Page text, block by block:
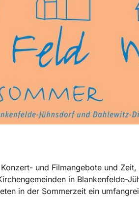
und Filmangebote und Zeit,
in Blankenfelde-
in der Sommerzeit ein